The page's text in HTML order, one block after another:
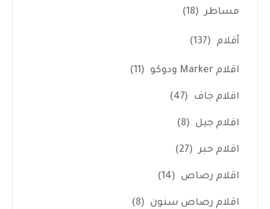
مساطر (18)
أقلام (137)
اقلام Marker ودوكو (11)
اقلام جاف (47)
اقلام جيل (8)
اقلام حبر (27)
اقلام رصاص (14)
اقلام رصاص سنون (8)